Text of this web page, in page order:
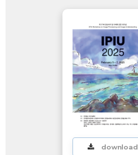
download